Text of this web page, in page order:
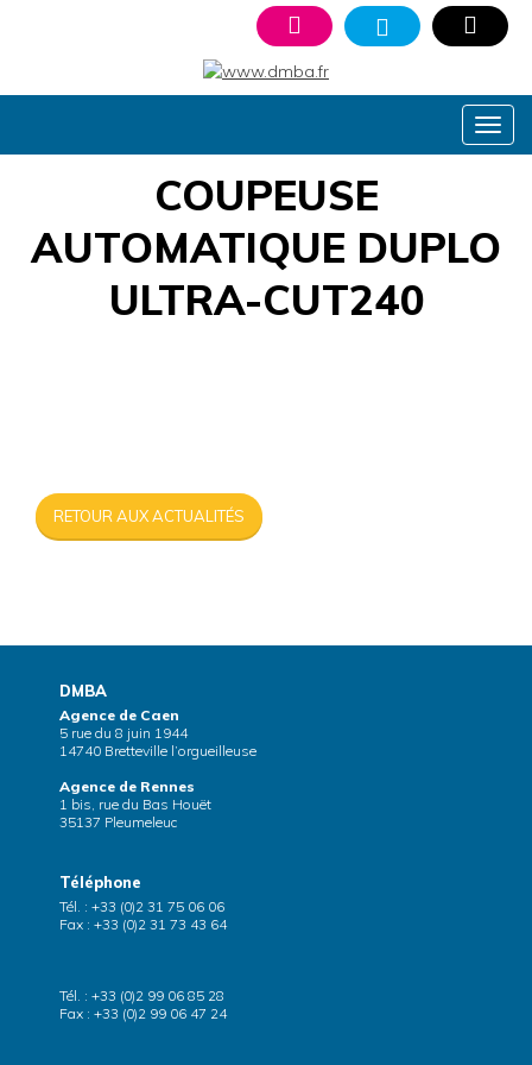
COUPEUSE
AUTOMATIQUE DUPLO
ULTRA-CUT240
RETOUR AUX ACTUALITÉS
DMBA
Agence de Caen
5 rue du 8 juin 1944
14740 Bretteville l’orgueilleuse
Agence de Rennes
1 bis, rue du Bas Houët
35137 Pleumeleuc
Téléphone
Tél. : +33 (0)2 31 75 06 06
Fax : +33 (0)2 31 73 43 64
Tél. : +33 (0)2 99 06 85 28
Fax : +33 (0)2 99 06 47 24